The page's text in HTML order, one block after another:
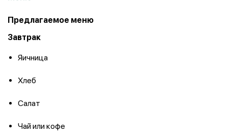
Предлагаемое меню
Завтрак
Яичница
Хлеб
Салат
Чай или кофе